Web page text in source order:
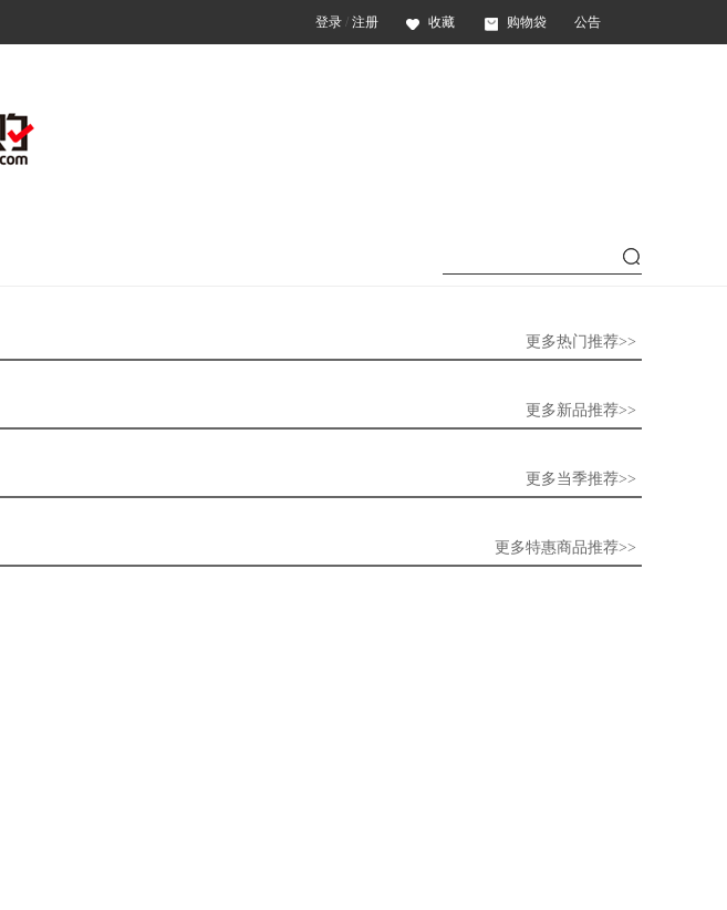
登录 / 注册 收藏 购物袋 公告
更多热门推荐>>
更多新品推荐>>
更多当季推荐>>
更多特惠商品推荐>>